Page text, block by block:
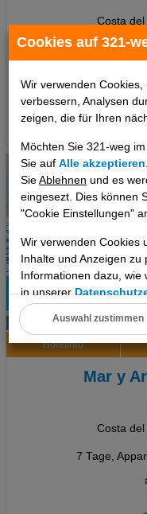
Cookies auf 321-
Wir verwenden
verbessern, Analysen
zeigen, die für Ihren
Möchten Sie 321-weg
Sie aufAlle akzeptieren
SieAblehnen und es
eingesezt. Dies können
"Cookie Einstellungen"
Wir verwenden Cookies
Inhalte und Anzeigen
Informationen dazu, wie
in unserer
Datenschutz- und
Cookie Einstellungen
Social Media Cookies
Auswahl zustimmen
Costa
7
6
Hotelinfo
Mar y
Costa
7 Tage,